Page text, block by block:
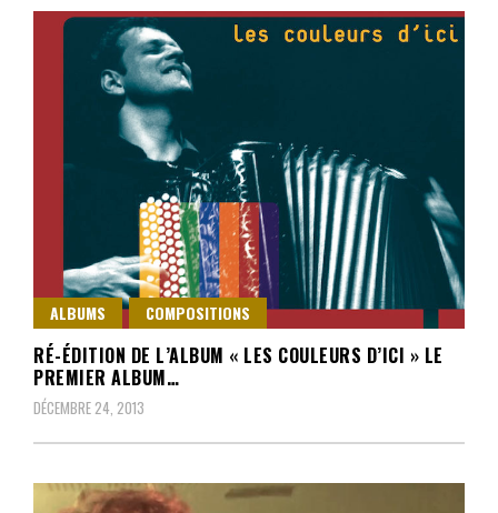
Blog Marc Berthoumieux
News – Blog – Archives
ALBUMS COMPOSITIONS
RÉ-ÉDITION DE L’ALBUM « LES COULEURS D’ICI » LE
PREMIER ALBUM…
DÉCEMBRE 24, 2013